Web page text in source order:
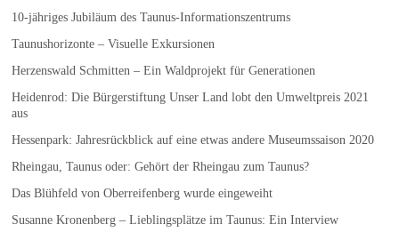
10-jähriges Jubiläum des Taunus-Informationszentrums
Taunushorizonte – Visuelle Exkursionen
Herzenswald Schmitten – Ein Waldprojekt für Generationen
Heidenrod: Die Bürgerstiftung Unser Land lobt den Umweltpreis 2021
aus
Hessenpark: Jahresrückblick auf eine etwas andere Museumssaison 2020
Rheingau, Taunus oder: Gehört der Rheingau zum Taunus?
Das Blühfeld von Oberreifenberg wurde eingeweiht
Susanne Kronenberg – Lieblingsplätze im Taunus: Ein Interview